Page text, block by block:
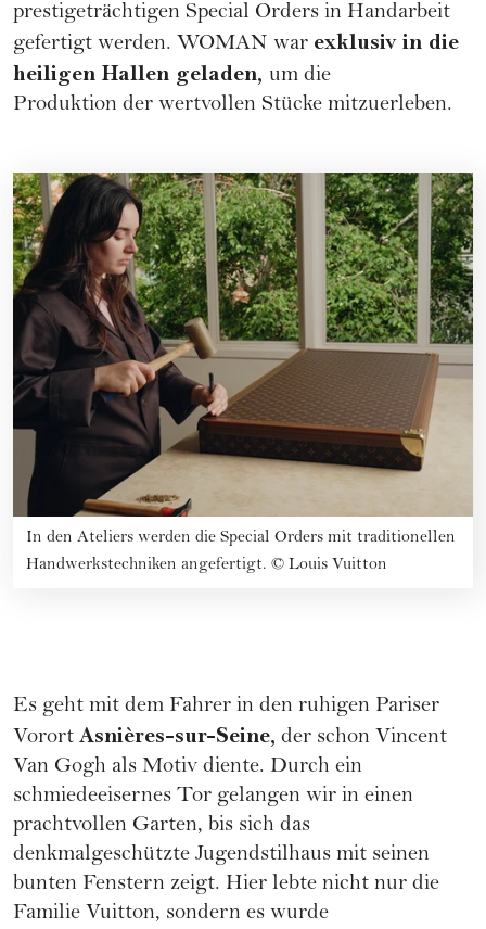
prestigeträchtigen Special Orders in Handarbeit
gefertigt werden. WOMAN war exklusiv in die
heiligen Hallen geladen, um die
Produktion der wertvollen Stücke mitzuerleben.
In den Ateliers werden die Special Orders mit traditionellen
Handwerkstechniken angefertigt. © Louis Vuitton
Es geht mit dem Fahrer in den ruhigen Pariser
Vorort Asnières-sur-Seine, der schon Vincent
Van Gogh als Motiv diente. Durch ein
schmiedeeisernes Tor gelangen wir in einen
prachtvollen Garten, bis sich das
denkmalgeschützte Jugendstilhaus mit seinen
bunten Fenstern zeigt. Hier lebte nicht nur die
Familie Vuitton, sondern es wurde